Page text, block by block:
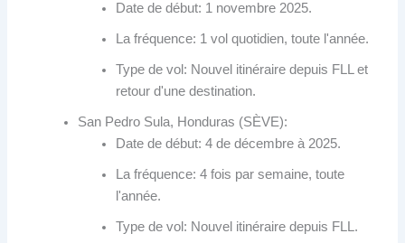
Date de début: 1 novembre 2025.
La fréquence: 1 vol quotidien, toute l'année.
Type de vol: Nouvel itinéraire depuis FLL et
retour d'une destination.
San Pedro Sula, Honduras (SÈVE):
Date de début: 4 de décembre à 2025.
La fréquence: 4 fois par semaine, toute
l'année.
Type de vol: Nouvel itinéraire depuis FLL.